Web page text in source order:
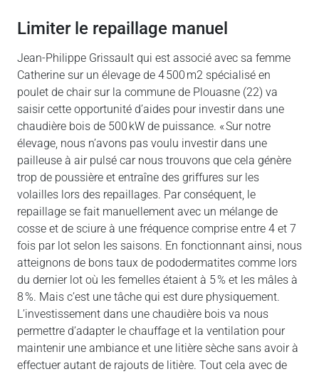
Limiter le repaillage manuel
Jean-Philippe Grissault qui est associé avec sa femme
Catherine sur un élevage de 4 500 m2 spécialisé en
poulet de chair sur la commune de Plouasne (22) va
saisir cette opportunité d’aides pour investir dans une
chaudière bois de 500 kW de puissance. « Sur notre
élevage, nous n’avons pas voulu investir dans une
pailleuse à air pulsé car nous trouvons que cela génère
trop de poussière et entraîne des griffures sur les
volailles lors des repaillages. Par conséquent, le
repaillage se fait manuellement avec un mélange de
cosse et de sciure à une fréquence comprise entre 4 et 7
fois par lot selon les saisons. En fonctionnant ainsi, nous
atteignons de bons taux de pododermatites comme lors
du dernier lot où les femelles étaient à 5 % et les mâles à
8 %. Mais c’est une tâche qui est dure physiquement.
L’investissement dans une chaudière bois va nous
permettre d’adapter le chauffage et la ventilation pour
maintenir une ambiance et une litière sèche sans avoir à
effectuer autant de rajouts de litière. Tout cela avec de